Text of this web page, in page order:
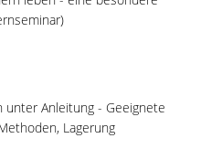
unter Anleitung - Geeignete
Lagerung